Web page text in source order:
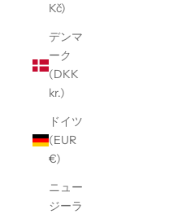
Kč)
デンマ
ーク
(DKK
kr.)
ドイツ
(EUR
€)
ニュー
ジーラ